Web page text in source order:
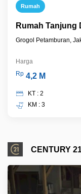
Rumah
Rumah Tanjung
Grogol Petamburan,
Harga
Rp 4,2 M
KT : 2
KM : 3
CENTURY